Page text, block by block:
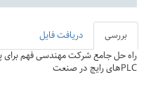
بررسی
دریافت فایل
راه حل جامع شرکت مهندسی فهم برای
PLCهای رایج در صنعت